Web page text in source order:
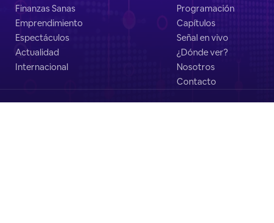
Finanzas Sanas
Emprendimiento
Espectáculos
Actualidad
Internacional
Programación
Capítulos
Señal en vivo
¿Dónde ver?
Nosotros
Contacto